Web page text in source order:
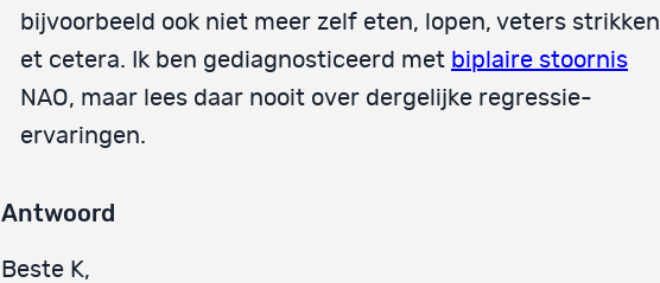
bijvoorbeeld ook niet meer zelf eten, lopen, veters strikken
et cetera. Ik ben gediagnosticeerd met biplaire stoornis
NAO, maar lees daar nooit over dergelijke regressie-
ervaringen.
Antwoord
Beste K,